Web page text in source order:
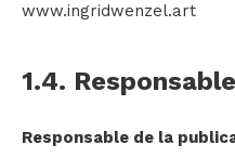
www.ingridwenzel.art
1.4.
Responsable de la